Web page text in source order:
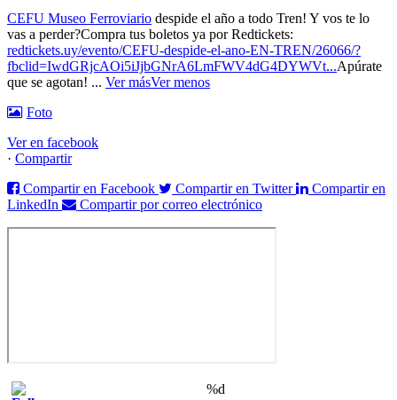
CEFU Museo Ferroviario despide el año a todo Tren! Y vos te lo
vas a perder?Compra tus boletos ya por Redtickets:
redtickets.uy/evento/CEFU-despide-el-ano-EN-TREN/26066/?
fbclid=IwdGRjcAOi5iJjbGNrA6LmFWV4dG4DYWVt...Apúrate
que se agotan! ... Ver másVer menos
Foto
Ver en facebook
· Compartir
Compartir en Facebook
Compartir en Twitter
Compartir en
LinkedIn
Compartir por correo electrónico
%d